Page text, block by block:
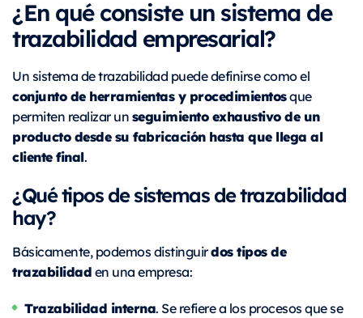
¿En qué consiste un sistema de
trazabilidad empresarial?
Un sistema de trazabilidad puede definirse como el
conjunto de herramientas y procedimientosque
permiten realizar unseguimiento exhaustivo de un
producto desde su fabricación hasta que llega al
cliente final.
¿Qué tipos de sistemas de trazabilidad
hay?
Básicamente, podemos distinguirdos tipos de
trazabilidaden una empresa:
Trazabilidad interna. Se refiere a los procesos que se